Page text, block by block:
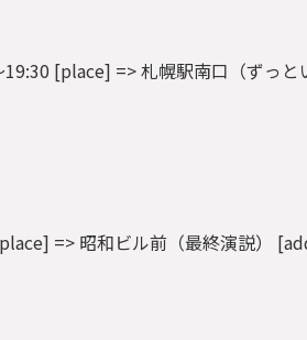
[place] => 札幌駅南口（ずっと
=> 昭和ビル前（最終演説）